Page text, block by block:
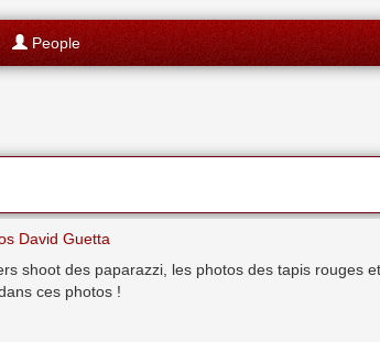
People
David Guetta
shoot des paparazzi, les photos des tapis rouges
ces photos !